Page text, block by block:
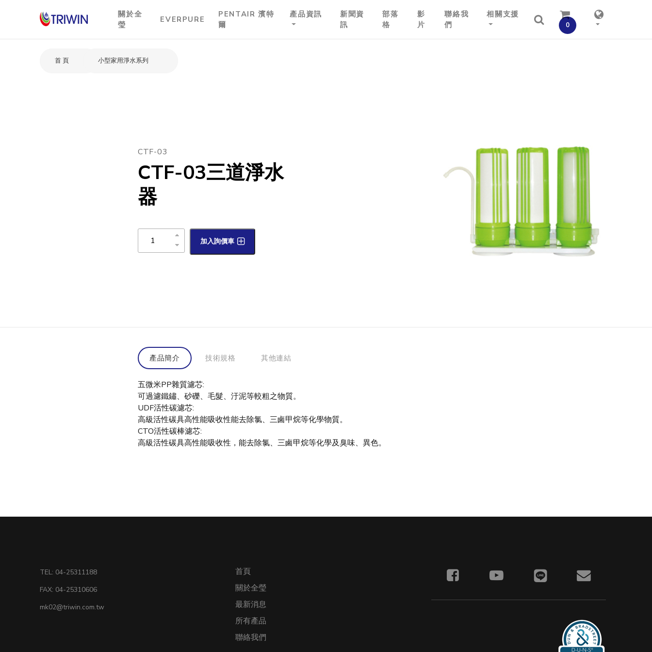
關於全
瑩
EVERPURE
PENTAIR 濱特
爾
產品資訊
新聞資
訊
部落
格
影
片
聯絡我
們
相關支援
0
首 頁 小型家用淨水系列
CTF-03
CTF-03三道淨水
器
加入詢價車
產品簡介 技術規格 其他連結
五微米PP雜質濾芯:
可過濾鐵鏽、砂礫、毛髮、汙泥等較粗之物質。
UDF活性碳濾芯:
高級活性碳具高性能吸收性能去除氯、三鹵甲烷等化學物質。
CTO活性碳棒濾芯:
高級活性碳具高性能吸收性，能去除氯、三鹵甲烷等化學及臭味、異色。
TEL: 04-25311188
FAX: 04-25310606
mk02@triwin.com.tw
首頁
關於全瑩
最新消息
所有產品
聯絡我們